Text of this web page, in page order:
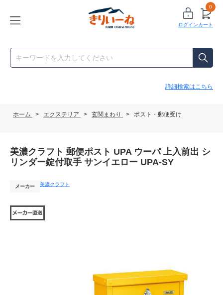
ログイン
0
カート
詳細検索はこちら
ホーム > エクステリア > 玄関まわり > ポスト・郵便受け
美濃クラフト 郵便ポスト UPA ウーパ 上入前出 シ
リンダー錠付取手 サンイエロー UPA-SY
メーカー 美濃クラフト